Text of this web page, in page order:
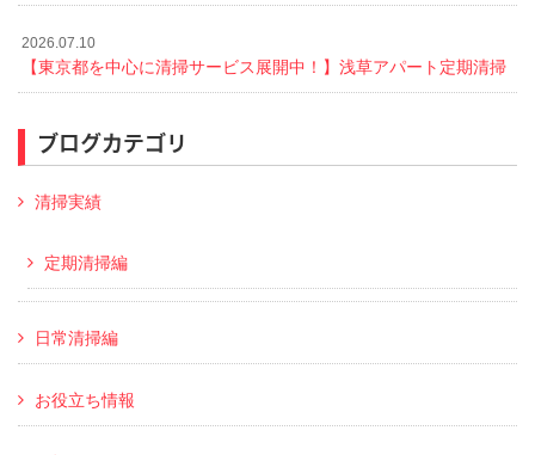
2026.07.10
【東京都を中心に清掃サービス展開中！】浅草アパート定期清掃
ブログカテゴリ
清掃実績
定期清掃編
日常清掃編
お役立ち情報